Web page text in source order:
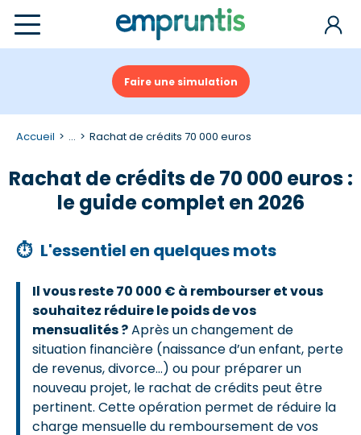
Faire une simulation
Accueil ... Rachat de crédits 70 000 euros
Rachat de crédits de 70 000 euros :
le guide complet en 2026
⏱ L'essentiel en quelques mots
Il vous reste 70 000 € à rembourser et vous
souhaitez réduire le poids de vos
mensualités ?Après un changement de
situation financière (naissance d’un enfant, perte
de revenus, divorce…) ou pour préparer un
nouveau projet, le rachat de crédits peut être
pertinent. Cette opération permet de réduire la
charge mensuelle du remboursement de vos